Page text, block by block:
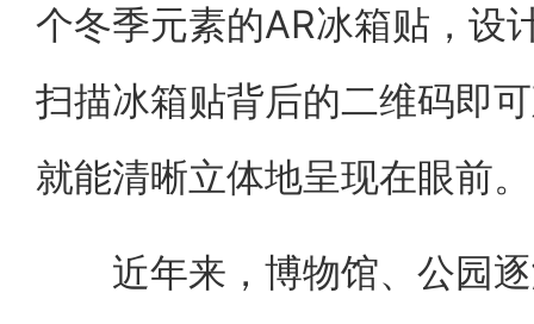
个冬季元素的AR冰箱贴，设
扫描冰箱贴背后的二维码即
就能清晰立体地呈现在眼前。
近年来，博物馆、公园逐